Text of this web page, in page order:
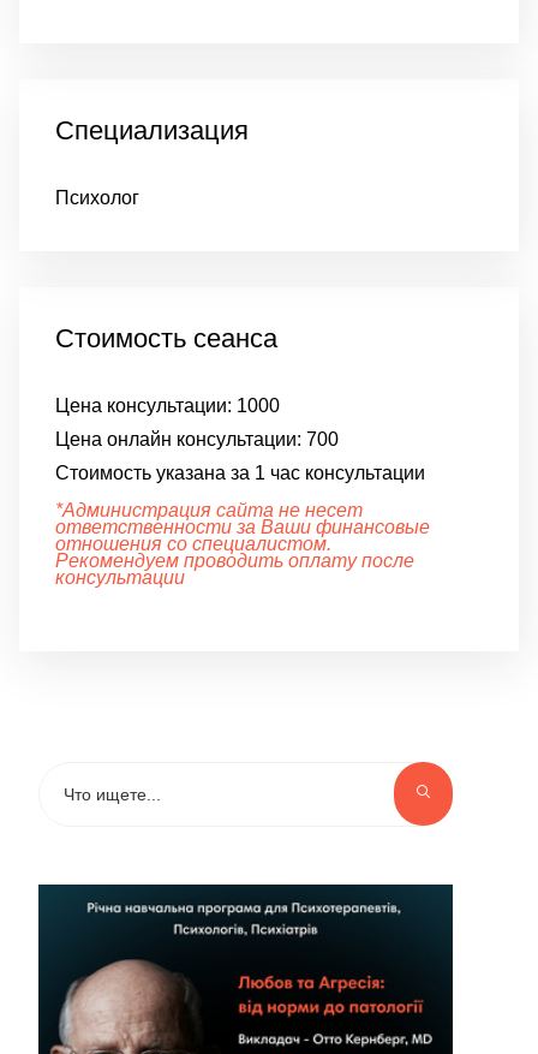
Специализация
Психолог
Стоимость сеанса
Цена консультации: 1000
Цена онлайн консультации: 700
Стоимость указана за 1 час консультации
*Администрация сайта не несет
ответственности за Ваши финансовые
отношения со специалистом.
Рекомендуем проводить оплату после
консультации